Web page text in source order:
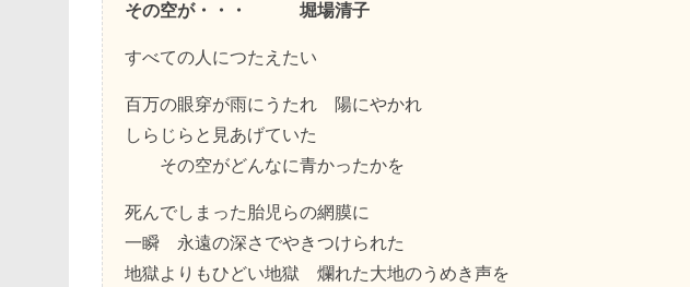
その空が・・・ 堀場清子
すべての人につたえたい
百万の眼穿が雨にうたれ 陽にやかれ
しらじらと見あげていた
その空がどんなに青かったかを
死んでしまった胎児らの網膜に
一瞬 永遠の深さでやきつけられた
地獄よりもひどい地獄 爛れた大地のうめき声を